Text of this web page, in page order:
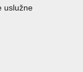
uslužne